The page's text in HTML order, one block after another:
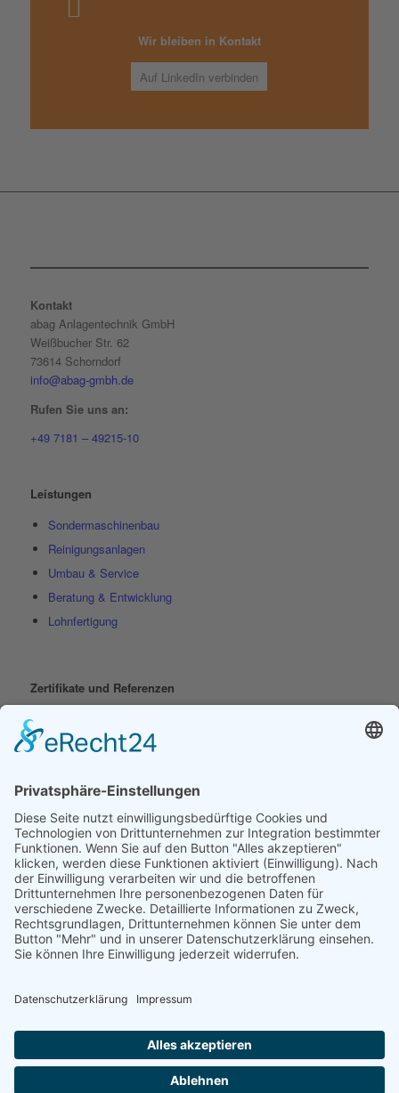
Wir bleiben in Kontakt
Auf LinkedIn verbinden
Kontakt
abag Anlagentechnik GmbH
Weißbucher Str. 62
73614 Schorndorf
info@abag-gmbh.de
Rufen Sie uns an:
+49 7181 – 49215-10
Leistungen
Sondermaschinenbau
Reinigungsanlagen
Umbau & Service
Beratung & Entwicklung
Lohnfertigung
Zertifikate und Referenzen
WHG Zertifikat
Impressum
AGB
Datenschutz